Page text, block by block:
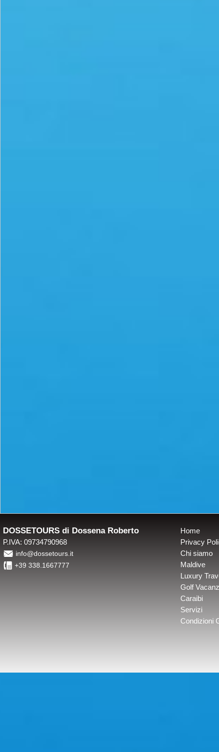
DOSSETOURS di Dossena Roberto
P.IVA: 09734790968
É info@dossetours.it
4 +39 338.1667777
Home
Privacy
Chi siamo
Maldive
Luxury
Golf
Caraibi
Servizi
Condizioni